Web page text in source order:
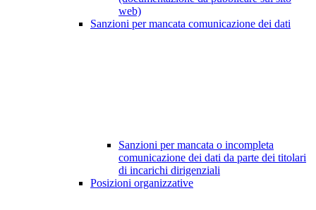
web)
Sanzioni per mancata comunicazione dei dati
Sanzioni per mancata o incompleta
comunicazione dei dati da parte dei titolari
di incarichi dirigenziali
Posizioni organizzative